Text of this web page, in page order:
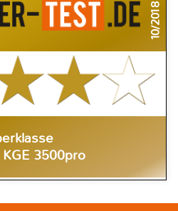
10/2018
3500pro